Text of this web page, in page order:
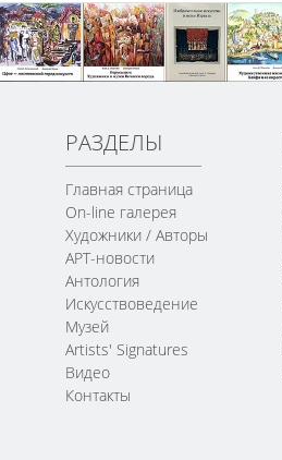
РАЗДЕЛЫ
Главная страница
On-line галерея
Художники / Авторы
АРТ-новости
Антология
Искусствоведение
Музей
Artists' Signatures
Видео
Контакты